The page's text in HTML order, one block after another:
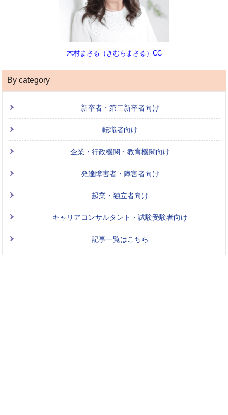
木村まさる（きむらまさる）CC
By category
新卒者・第二新卒者向け
転職者向け
企業・行政機関・教育機関向け
発達障害者・障害者向け
起業・独立者向け
キャリアコンサルタント・試験受験者向け
記事一覧はこちら